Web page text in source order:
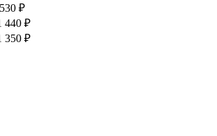
₽
440 ₽
350 ₽